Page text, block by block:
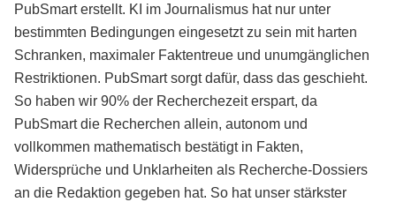
PubSmart erstellt. KI im Journalismus hat nur unter
bestimmten Bedingungen eingesetzt zu sein mit harten
Schranken, maximaler Faktentreue und unumgänglichen
Restriktionen. PubSmart sorgt dafür, dass das geschieht.
So haben wir 90% der Recherchezeit erspart, da
PubSmart die Recherchen allein, autonom und
vollkommen mathematisch bestätigt in Fakten,
Widersprüche und Unklarheiten als Recherche-Dossiers
an die Redaktion gegeben hat. So hat unser stärkster